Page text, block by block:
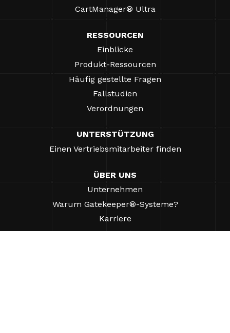
CartManager® Ultra
RESSOURCEN
Einblicke
Produkt-Ressourcen
Häufig gestellte Fragen
Fallstudien
Verordnungen
UNTERSTÜTZUNG
Einen Vertriebsmitarbeiter finden
ÜBER UNS
Unternehmen
Warum Gatekeeper®-Systeme?
Karriere
Unsere Partner